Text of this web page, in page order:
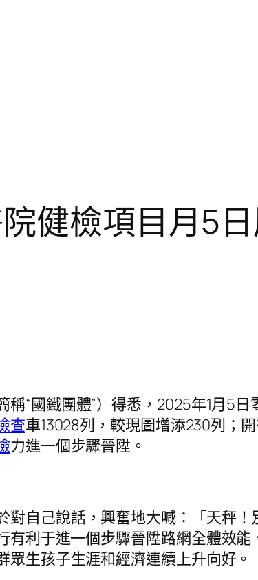
健檢項目月5
“國鐵團體”）得悉，2025年1月5
查車13028列，較現圖增添230列；
力進一個步驟晉陞。
對自己說話，興奮地大喊：「天秤
利于進一個步驟晉陞路網全體效
眾生孩子生涯和經濟連續上升向好。